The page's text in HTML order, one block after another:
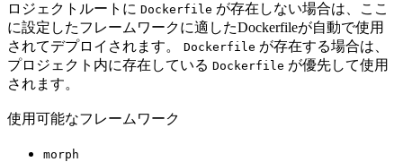
ロジェクトルートに Dockerfile が存在しない場合は、ここ
に設定したフレームワークに適したDockerfileが自動で使用
されてデプロイされます。 Dockerfile が存在する場合は、
プロジェクト内に存在している Dockerfile が優先して使用
されます。
使用可能なフレームワーク
morph